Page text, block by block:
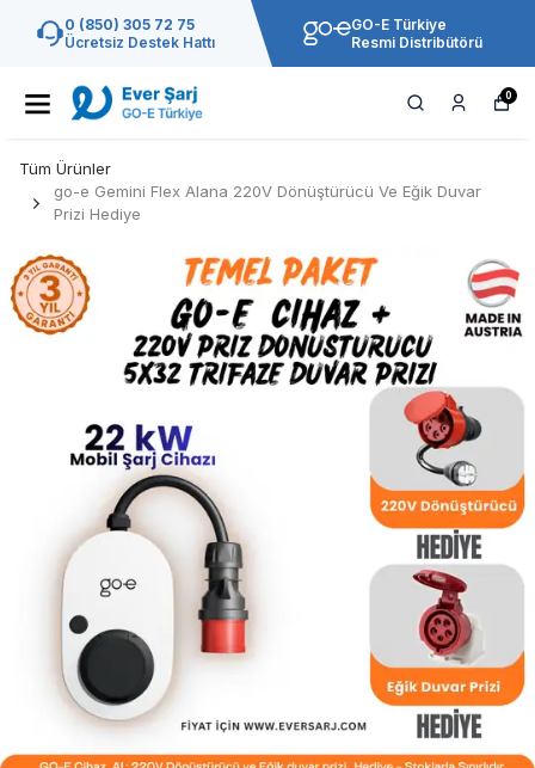
0 (850) 305 72 75
Ücretsiz Destek Hattı
GO-E Türkiye
Resmi Distribütörü
0
Tüm Ürünler
go-e Gemini Flex Alana 220V Dönüştürücü Ve Eğik Duvar
Prizi Hediye